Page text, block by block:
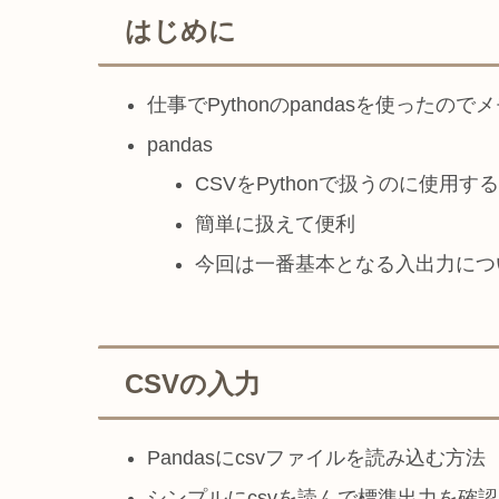
はじめに
仕事でPythonのpandasを使ったのでメ
pandas
CSVをPythonで扱うのに使用す
簡単に扱えて便利
今回は一番基本となる入出力につ
CSVの入力
Pandasにcsvファイルを読み込む方法